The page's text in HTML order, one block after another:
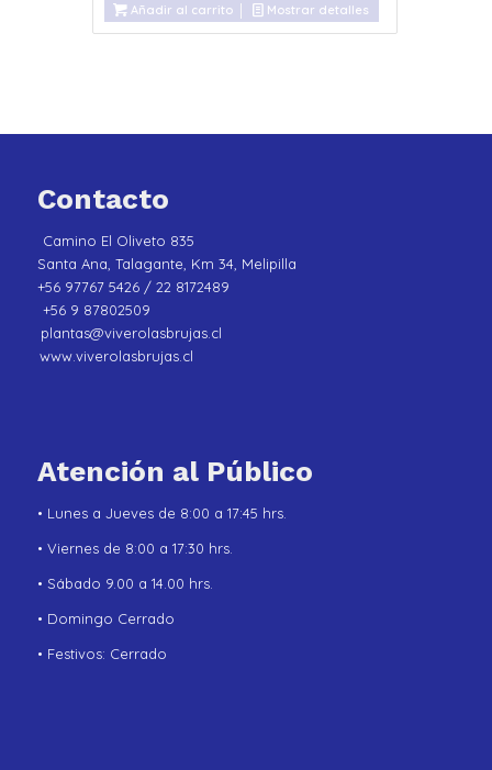
Añadir al carrito Mostrar detalles
Contacto
Camino El Oliveto 835
Santa Ana, Talagante, Km 34, Melipilla
+56 97767 5426 / 22 8172489
+56 9 87802509
plantas@viverolasbrujas.cl
www.viverolasbrujas.cl
Atención al Público
• Lunes a Jueves de 8:00 a 17:45 hrs.
• Viernes de 8:00 a 17:30 hrs.
• Sábado 9.00 a 14.00 hrs.
• Domingo Cerrado
• Festivos: Cerrado